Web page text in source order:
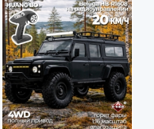
Свет. фары